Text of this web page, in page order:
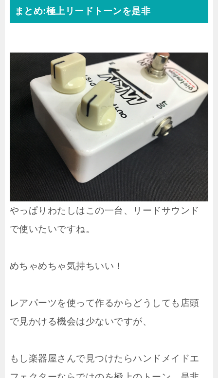
まとめ:極上リードトーンを是非
やっぱりわたしはこの一台、リードサウンド
で使いたいですね。
めちゃめちゃ気持ちいい！
レアパーツを使って作るからどうしても店頭
で見かける機会は少ないですが、
もし楽器屋さんで見つけたらハンドメイドエ